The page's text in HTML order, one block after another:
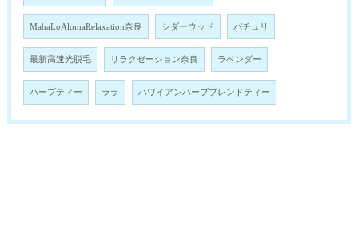
MahaLoAlomaRelaxation奈良 シダーウッド パチュリ
最新高速光脱毛 リラクゼーション奈良 ラベンダー
ハーブティー ララ ハワイアンハーブブレンドティー